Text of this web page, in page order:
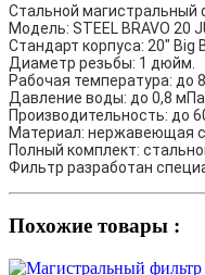
Стальной магистральный
Модель: STEEL BRAVO 20
Стандарт корпуса: 20" Big
Диаметр резьбы: 1 дюйм.
Рабочая температура: до
Давление воды: до 0,8 мПа.
Производительность: до
Материал: нержавеющая
Полный комплект:
Фильтр разработан
Похожие товары :